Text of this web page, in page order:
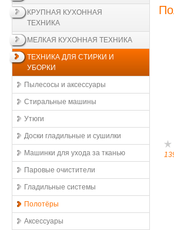
КРУПНАЯ КУХОННАЯ
ТЕХНИКА
МЕЛКАЯ КУХОННАЯ ТЕХНИКА
ТЕХНИКА ДЛЯ СТИРКИ И
УБОРКИ
Пылесосы и аксессуары
Стиральные машины
Утюги
Доски гладильные и сушилки
Машинки для ухода за тканью
Паровые очистители
Гладильные системы
Полотёры
Аксессуары